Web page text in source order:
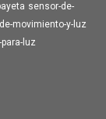
sensor-de-
movimiento-y-luz
luz